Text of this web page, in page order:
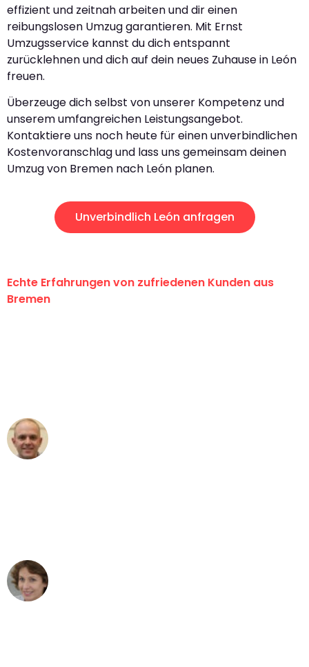
effizient und zeitnah arbeiten und dir einen
reibungslosen Umzug garantieren. Mit Ernst
Umzugsservice kannst du dich entspannt
zurücklehnen und dich auf dein neues Zuhause in León
freuen.
Überzeuge dich selbst von unserer Kompetenz und
unserem umfangreichen Leistungsangebot.
Kontaktiere uns noch heute für einen unverbindlichen
Kostenvoranschlag und lass uns gemeinsam deinen
Umzug von Bremen nach León planen.
Unverbindlich León anfragen
Echte Erfahrungen von zufriedenen Kunden aus
Bremen